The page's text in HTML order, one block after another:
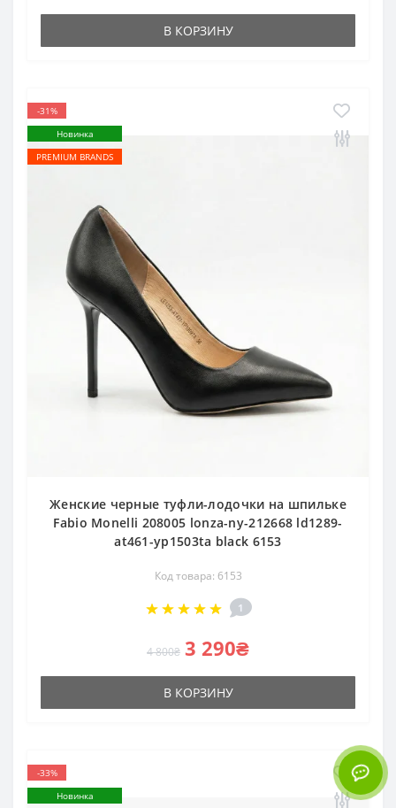
В КОРЗИНУ
-31%
Новинка
PREMIUM BRANDS
Женские черные туфли-лодочки на шпильке
Fabio Monelli 208005 lonza-ny-212668 ld1289-
at461-yp1503ta black 6153
Код товара: 6153
1
4 800₴ 3 290₴
В КОРЗИНУ
-33%
Новинка